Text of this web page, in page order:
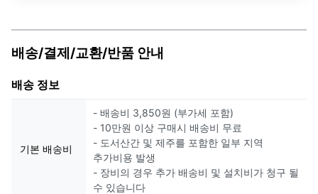
배송/결제/교환/반품 안내
배송 정보
기본 배송비
- 배송비 3,850원 (부가세 포함)
- 10만원 이상 구매시 배송비 무료
- 도서산간 및 제주를 포함한 일부 지역
추가비용 발생
- 장비의 경우 추가 배송비 및 설치비가 청구 될
수 있습니다